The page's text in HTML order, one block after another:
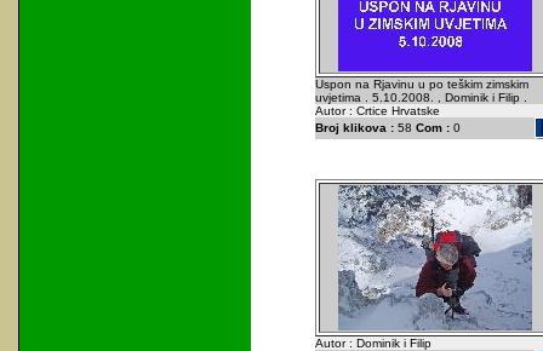
Uspon na Rjavinu u po teškim zimskim
uvjetima . 5.10.2008. , Dominik i Filip .
Autor : Crtice Hrvatske
Broj klikova :58 Com :0
Autor : Dominik i Filip